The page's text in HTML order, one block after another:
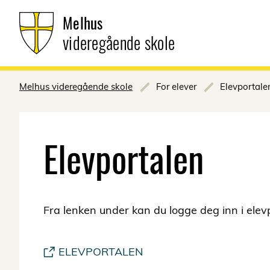
Melhus
videregående skole
Melhus videregående skole For elever
Elevportalen
Fra lenken under kan du logge deg inn i
ELEVPORTALEN